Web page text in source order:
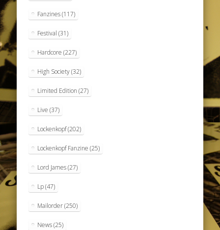
Fanzines(117)
Festival (31)
Hardcore (227)
High Society(32)
Limited Edition (27)
Live (37)
Lockenkopf(202)
Lockenkopf Fanzine (25)
Lord James(27)
Lp(47)
Mailorder(250)
News(25)